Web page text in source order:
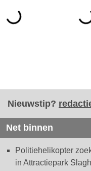
Nieuwstip?
Net binnen
Politiehelikopter
in Attractiepark